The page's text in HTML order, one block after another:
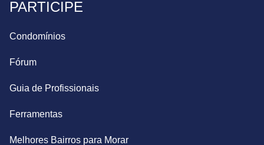
PARTICIPE
Condomínios
Fórum
Guia de Profissionais
Ferramentas
Melhores Bairros para Morar